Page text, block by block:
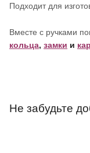
Подходит для
Вместе с ручками
кольца, замки и
Не забудьте